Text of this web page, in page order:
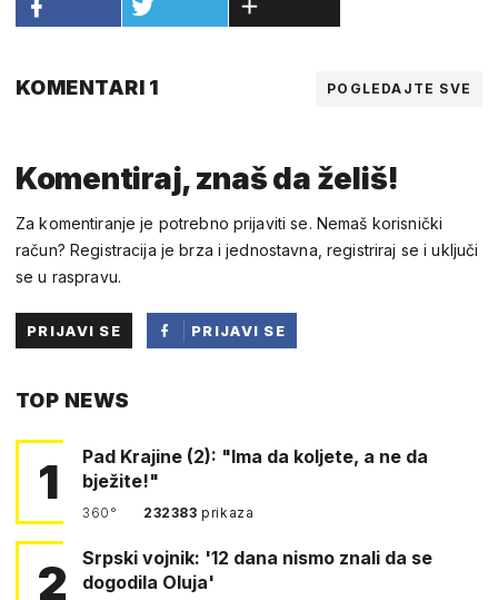
KOMENTARI 1 POGLEDAJTE SVE
Komentiraj, znaš da želiš!
Za komentiranje je potrebno prijaviti se. Nemaš korisnički
račun? Registracija je brza i jednostavna, registriraj se i uključi
se u raspravu.
PRIJAVI SE
PRIJAVI SE
TOP NEWS
1
Pad Krajine (2): "Ima da koljete, a ne da
bježite!"
360° 232383prikaza
2
Srpski vojnik: '12 dana nismo znali da se
dogodila Oluja'